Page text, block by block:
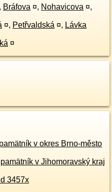
, Bráfova ¤, Nohavicova ¤,
¤, Petřvaldská ¤, Lávka
¤
pamätník v okres Brno-město
pamätník v Jihomoravský kraj
3457x